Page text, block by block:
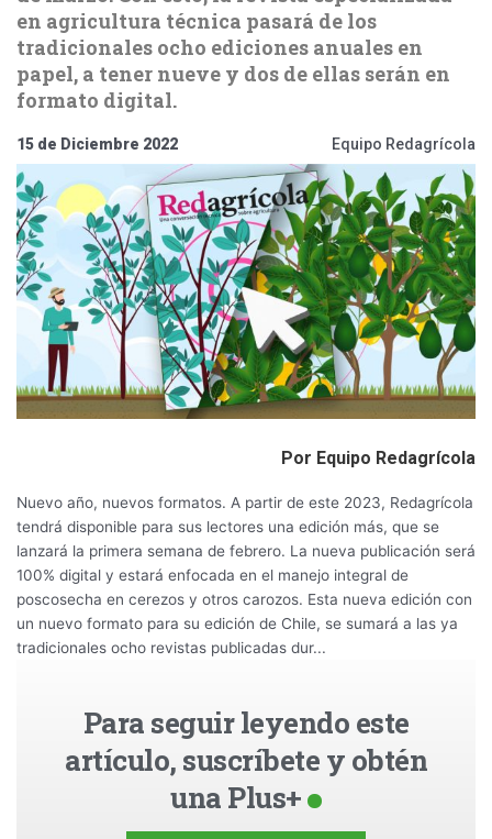
en agricultura técnica pasará de los
tradicionales ocho ediciones anuales en
papel, a tener nueve y dos de ellas serán en
formato digital.
15 de Diciembre 2022 Equipo Redagrícola
Por Equipo Redagrícola
Nuevo año, nuevos formatos. A partir de este 2023, Redagrícola
tendrá disponible para sus lectores una edición más, que se
lanzará la primera semana de febrero. La nueva publicación será
100% digital y estará enfocada en el manejo integral de
poscosecha en cerezos y otros carozos. Esta nueva edición con
un nuevo formato para su edición de Chile, se sumará a las ya
tradicionales ocho revistas publicadas dur...
Para seguir leyendo este
artículo, suscríbete y obtén
una Plus+